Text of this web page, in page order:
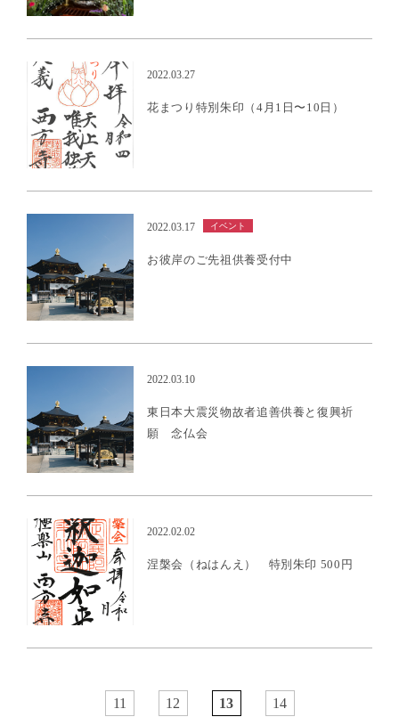
2022.03.27
花まつり特別朱印（4月1日〜10日）
2022.03.17 イベント
お彼岸のご先祖供養受付中
2022.03.10
東日本大震災物故者追善供養と復興祈
願 念仏会
2022.02.02
涅槃会（ねはんえ） 特別朱印 500円
11 12 13 14